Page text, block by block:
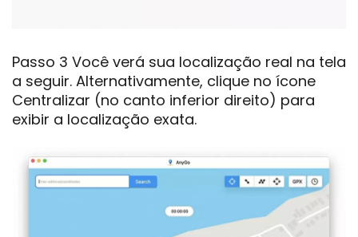
Passo 3 Você verá sua localização real na tela
a seguir. Alternativamente, clique no ícone
Centralizar (no canto inferior direito) para
exibir a localização exata.